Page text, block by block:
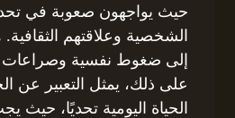
حيث يواجهون صعوبة في
الشخصية وعلاقتهم
إلى ضغوط نفسية وصراعات
على ذلك، يمثل التعبير عن
الحياة اليومية تحديًا، حيث